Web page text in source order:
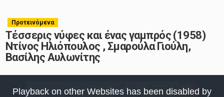
Προτεινόμενα
Τέσσερις νύφες και ένας γαμπρός (1958)
Ντίνος Ηλιόπουλος , Σμαρούλα Γιούλη,
Βασίλης Αυλωνίτης
Playback on other Websites has been disabled by